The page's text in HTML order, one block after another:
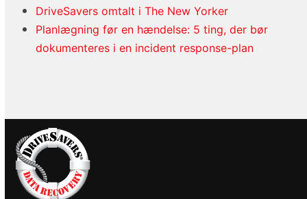
DriveSavers omtalt i The New Yorker
Planlægning før en hændelse: 5 ting, der bør
dokumenteres i en incident response-plan